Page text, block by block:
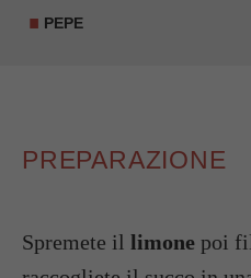
PEPE
PREPARAZIONE
Spremete il limone poi